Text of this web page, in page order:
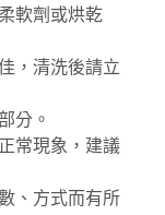
軟劑或烘乾
，清洗後請立
分。
常現象，建議
、方式而有所